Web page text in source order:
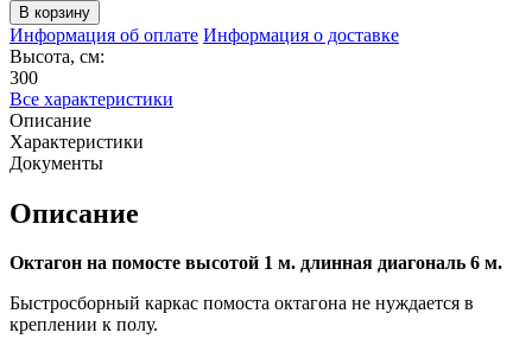
Информация об оплате Информация о доставке
Высота, см:
300
Все характеристики
Описание
Характеристики
Документы
Описание
Октагон на помосте высотой 1 м. длинная диагональ 6 м.
Быстросборный каркас помоста октагона не нуждается в
креплении к полу.